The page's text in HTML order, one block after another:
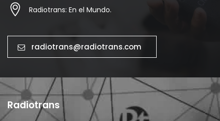
Radiotrans: En el Mundo.
radiotrans@radiotrans.com
Radiotrans